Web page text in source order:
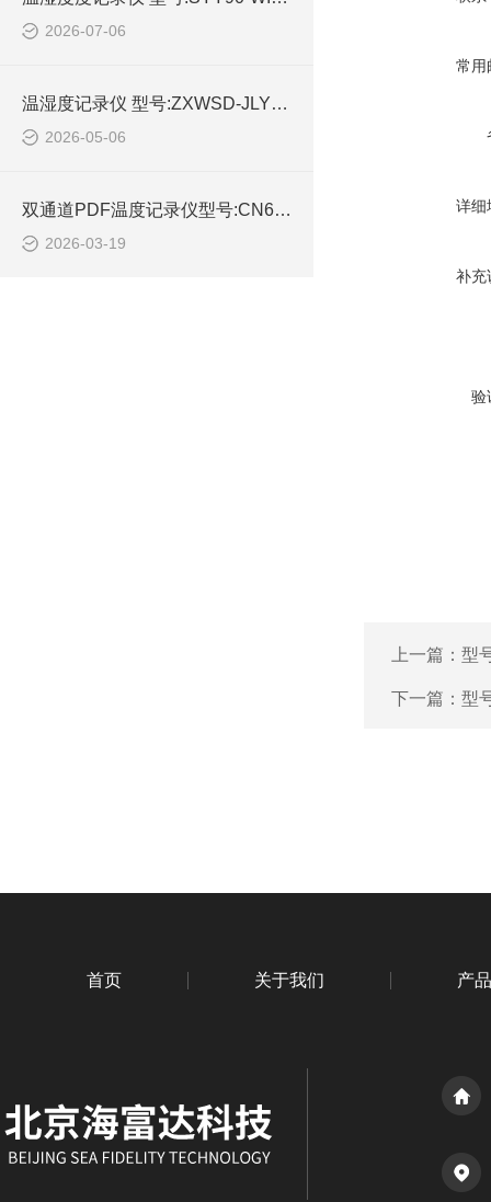
2026-07-06
温湿度记录仪 型号:ZXWSD-JLY的简单介绍
2026-05-06
双通道PDF温度记录仪型号:CN63-YDP-10E的技术参数
2026-03-19
常用
详细
补充
验
上一篇： 型
下一篇： 型
首页 关于我们 产